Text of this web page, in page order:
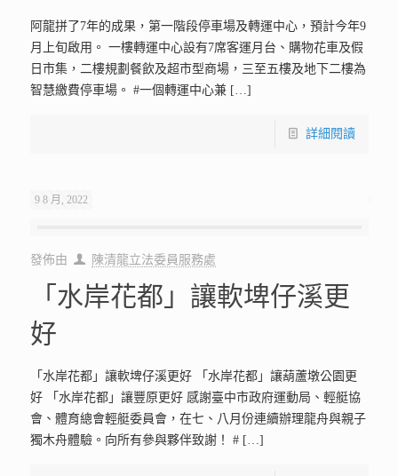
阿龍拼了7年的成果，第一階段停車場及轉運中心，預計今年9
月上旬啟用。 一樓轉運中心設有7席客運月台、購物花車及假
日市集，二樓規劃餐飲及超市型商場，三至五樓及地下二樓為
智慧繳費停車場。 #一個轉運中心兼[…]
詳細閱讀
9 8 月, 2022
發佈由 陳清龍立法委員服務處
「水岸花都」讓軟埤仔溪更
好
「水岸花都」讓軟埤仔溪更好 「水岸花都」讓葫蘆墩公園更
好 「水岸花都」讓豐原更好 感謝臺中市政府運動局、輕艇協
會、體育總會輕艇委員會，在七、八月份連續辦理龍舟與親子
獨木舟體驗。向所有參與夥伴致謝！ #[…]